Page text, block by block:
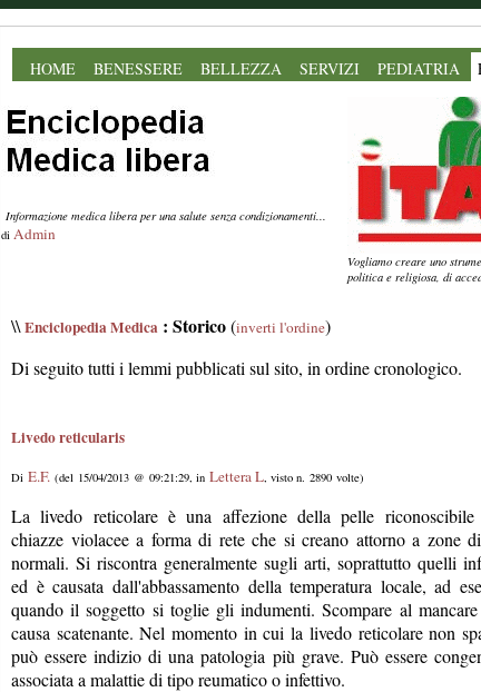
HOME BENESSERE BELLEZZA SERVIZI PEDIATRIA
Informazione medica libera per una salute senza condizionamenti...
di Admin
Vogliamo creare uno
politica e religiosa, di
\\Enciclopedia Medica : Storico(inverti l'ordine)
Di seguito tutti i lemmi pubblicati sul sito, in ordine cronologico.
Livedo reticularis
Di E.F. (del 15/04/2013 @ 09:21:29, in Lettera L, visto n. 2890 volte)
La livedo reticolare è una affezione della pelle riconoscibile
chiazze violacee a forma di rete che si creano attorno a zone
normali. Si riscontra generalmente sugli arti, soprattutto quelli
ed è causata dall'abbassamento della temperatura locale, ad
quando il soggetto si toglie gli indumenti. Scompare al
causa scatenante. Nel momento in cui la livedo reticolare non
può essere indizio di una patologia più grave. Può essere
associata a malattie di tipo reumatico o infettivo.